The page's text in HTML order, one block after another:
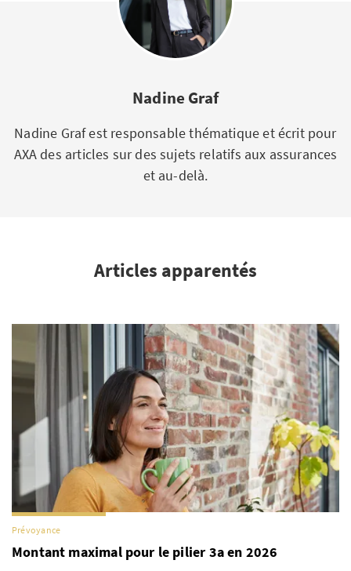
Nadine Graf
Nadine Graf est responsable thématique et écrit pour
AXA des articles sur des sujets relatifs aux assurances
et au-delà.
Articles apparentés
Prévoyance
Montant maximal pour le pilier 3a en 2026